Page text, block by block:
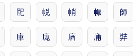
巸 帨 帩 帪 師
庫 庬 庮 庯 弉